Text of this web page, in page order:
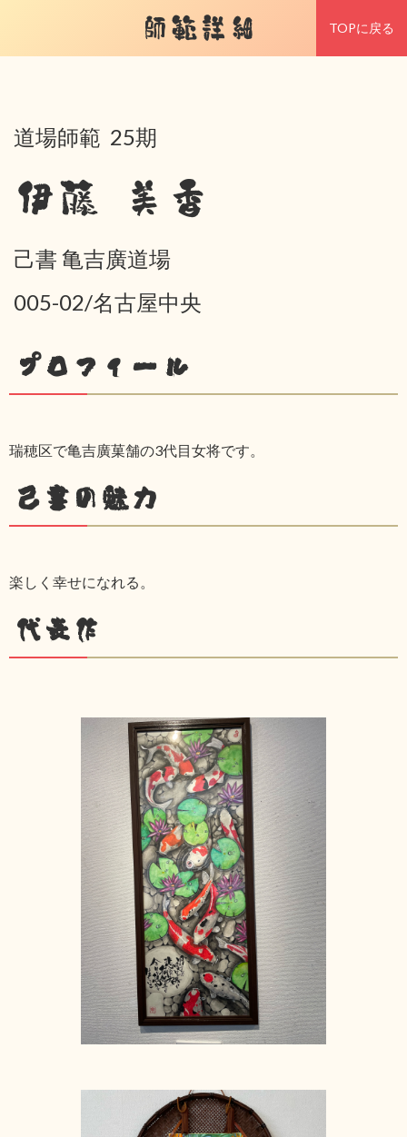
師範詳細 TOPに戻る
道場師範 25期
伊藤 美香
己書 亀吉廣道場
005-02/名古屋中央
プロフィール
瑞穂区で亀吉廣菓舗の3代目女将です。
己書の魅力
楽しく幸せになれる。
代表作